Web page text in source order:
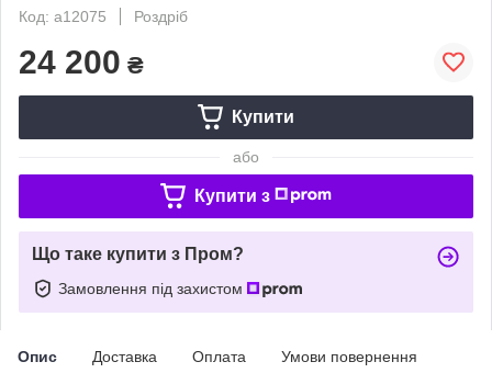
Код: a12075
Роздріб
24 200 ₴
Купити
або
Купити з
Що таке купити з Пром?
Замовлення під захистом
Опис Доставка Оплата Умови повернення